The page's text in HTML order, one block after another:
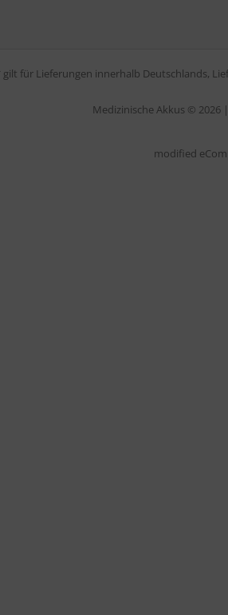
gilt für Lieferungen innerhalb Deutschlands,
Medizinische Akkus © 2026 |
modified